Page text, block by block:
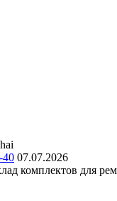
40 07.07.2026
комплектов для